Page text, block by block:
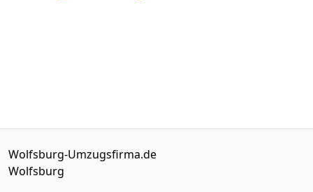
Wolfsburg-Umzugsfirma.de
Wolfsburg